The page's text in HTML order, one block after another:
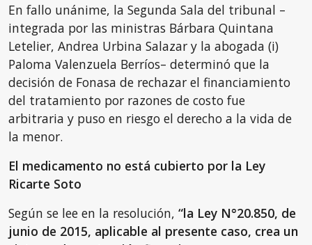
En fallo unánime, la Segunda Sala del tribunal –
integrada por las ministras Bárbara Quintana
Letelier, Andrea Urbina Salazar y la abogada (i)
Paloma Valenzuela Berríos– determinó que la
decisión de Fonasa de rechazar el financiamiento
del tratamiento por razones de costo fue
arbitraria y puso en riesgo el derecho a la vida de
la menor.
El medicamento no está cubierto por la Ley
Ricarte Soto
Según se lee en la resolución, “la Ley N°20.850, de
junio de 2015, aplicable al presente caso, crea un